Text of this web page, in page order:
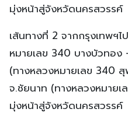
มุ่งหน้าสู่จังหวัดนครสวรรค์
เส้นทางที่ 2 จากกรุงเทพฯ
หมายเลข 340 บางบัวทอ
(ทางหลวงหมายเลข 340
จ.ชัยนาท (ทางหลวงหมาย
มุ่งหน้าสู่จังหวัดนครสวรรค์